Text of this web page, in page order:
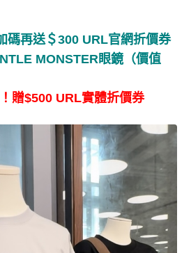
碼再送＄300 URL官網折價券
MONSTER眼鏡（價值
贈$500 URL實體折價券